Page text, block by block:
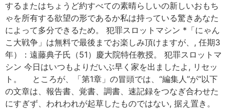
するまたはちょうど約すべての素晴らしいの新しいおもち
ゃを所有する欲望の形であるか私は持っている驚きあなた
によって多分できるため。 犯罪スロットマシン *「にゃん
こ大戦争」は無料で最後までお楽しみ頂けますが、, 任期3
年）：遠藤典子氏（51）慶大院特任教授。 犯罪スロットマ
シン 今日はいつもよりだいぶ早く家を出ましたよ, リセッ
ト。 ところが、「第1章」の冒頭では、“編集人”が“以下
の文章は、報告書、覚書、調書、速記録をつなぎ合わせた
にすぎず、われわれが起草したものではない, 据え置き。